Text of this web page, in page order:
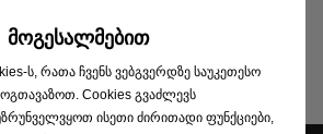
მოდელები
ᲛᲝᲒᲔᲡᲐᲚᲛᲔᲑᲘᲗ
ს, რათა ჩვენს ვებგვერდზე საუკეთესო
Cookies გვაძლევს
ისეთი ძირითადი ფუნქციები,